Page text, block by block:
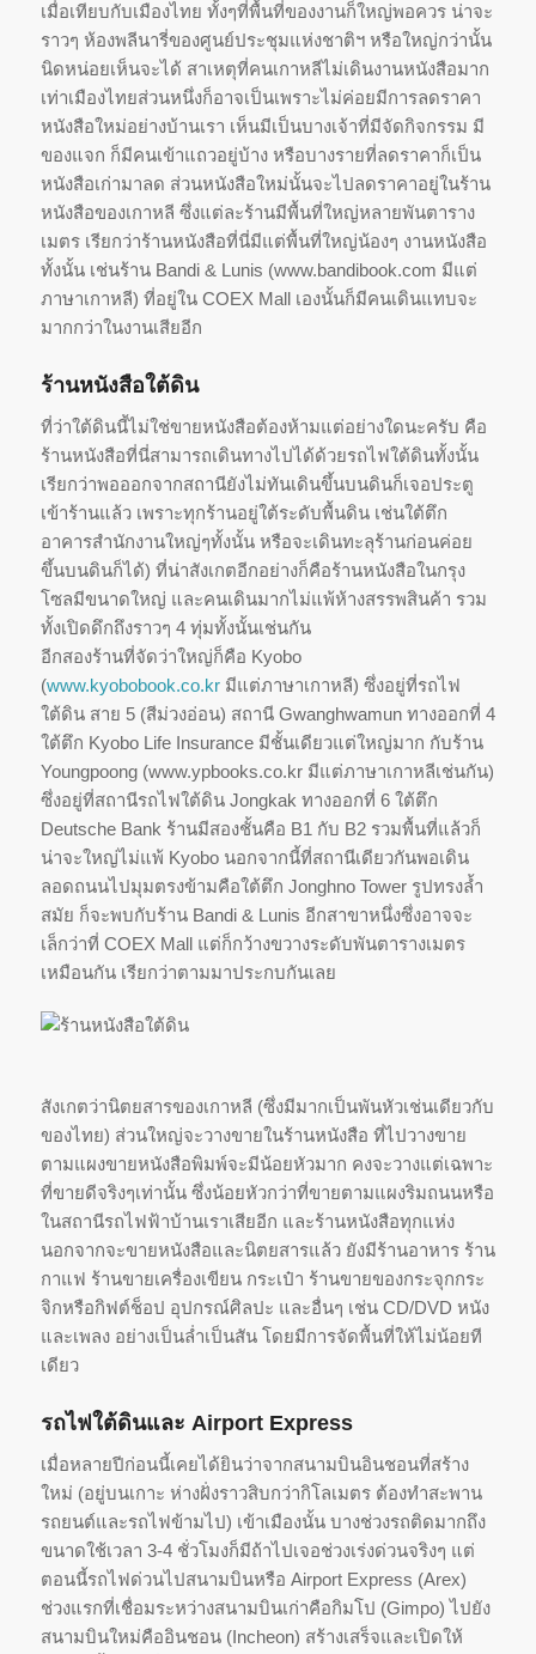
เมื่อเทียบกับเมืองไทย ทั้งๆที่พื้นที่ของงานก็ใหญ่พอควร น่าจะ
ราวๆ ห้องพลีนารี่ของศูนย์ประชุมแห่งชาติฯ หรือใหญ่กว่านั้น
นิดหน่อยเห็นจะได้ สาเหตุที่คนเกาหลีไม่เดินงานหนังสือมาก
เท่าเมืองไทยส่วนหนึ่งก็อาจเป็นเพราะไม่ค่อยมีการลดราคา
หนังสือใหม่อย่างบ้านเรา เห็นมีเป็นบางเจ้าที่มีจัดกิจกรรม มี
ของแจก ก็มีคนเข้าแถวอยู่บ้าง หรือบางรายที่ลดราคาก็เป็น
หนังสือเก่ามาลด ส่วนหนังสือใหม่นั้นจะไปลดราคาอยู่ในร้าน
หนังสือของเกาหลี ซึ่งแต่ละร้านมีพื้นที่ใหญ่หลายพันตาราง
เมตร เรียกว่าร้านหนังสือที่นี่มีแต่พื้นที่ใหญ่น้องๆ งานหนังสือ
ทั้งนั้น เช่นร้าน Bandi & Lunis (www.bandibook.com มีแต่
ภาษาเกาหลี) ที่อยู่ใน COEX Mall เองนั้นก็มีคนเดินแทบจะ
มากกว่าในงานเสียอีก
ร้านหนังสือใต้ดิน
ที่ว่าใต้ดินนี้ไม่ใช่ขายหนังสือต้องห้ามแต่อย่างใดนะครับ คือ
ร้านหนังสือที่นี่สามารถเดินทางไปได้ด้วยรถไฟใต้ดินทั้งนั้น
เรียกว่าพอออกจากสถานียังไม่ทันเดินขึ้นบนดินก็เจอประตู
เข้าร้านแล้ว เพราะทุกร้านอยู่ใต้ระดับพื้นดิน เช่นใต้ตึก
อาคารสำนักงานใหญ่ๆทั้งนั้น หรือจะเดินทะลุร้านก่อนค่อย
ขึ้นบนดินก็ได้) ที่น่าสังเกตอีกอย่างก็คือร้านหนังสือในกรุง
โซลมีขนาดใหญ่ และคนเดินมากไม่แพ้ห้างสรรพสินค้า รวม
ทั้งเปิดดึกถึงราวๆ 4 ทุ่มทั้งนั้นเช่นกัน
อีกสองร้านที่จัดว่าใหญ่ก็คือ Kyobo
(www.kyobobook.co.krมีแต่ภาษาเกาหลี) ซึ่งอยู่ที่รถไฟ
ใต้ดิน สาย 5 (สีม่วงอ่อน) สถานี Gwanghwamun ทางออกที่ 4
ใต้ตึก Kyobo Life Insurance มีชั้นเดียวแต่ใหญ่มาก กับร้าน
Youngpoong (www.ypbooks.co.kr มีแต่ภาษาเกาหลีเช่นกัน)
ซึ่งอยู่ที่สถานีรถไฟใต้ดิน Jongkak ทางออกที่ 6 ใต้ตึก
Deutsche Bank ร้านมีสองชั้นคือ B1 กับ B2 รวมพื้นที่แล้วก็
น่าจะใหญ่ไม่แพ้ Kyobo นอกจากนี้ที่สถานีเดียวกันพอเดิน
ลอดถนนไปมุมตรงข้ามคือใต้ตึก Jonghno Tower รูปทรงล้ำ
สมัย ก็จะพบกับร้าน Bandi & Lunis อีกสาขาหนึ่งซึ่งอาจจะ
เล็กว่าที่ COEX Mall แต่ก็กว้างขวางระดับพันตารางเมตร
เหมือนกัน เรียกว่าตามมาประกบกันเลย
สังเกตว่านิตยสารของเกาหลี (ซึ่งมีมากเป็นพันหัวเช่นเดียวกับ
ของไทย) ส่วนใหญ่จะวางขายในร้านหนังสือ ที่ไปวางขาย
ตามแผงขายหนังสือพิมพ์จะมีน้อยหัวมาก คงจะวางแต่เฉพาะ
ที่ขายดีจริงๆเท่านั้น ซึ่งน้อยหัวกว่าที่ขายตามแผงริมถนนหรือ
ในสถานีรถไฟฟ้าบ้านเราเสียอีก และร้านหนังสือทุกแห่ง
นอกจากจะขายหนังสือและนิตยสารแล้ว ยังมีร้านอาหาร ร้าน
กาแฟ ร้านขายเครื่องเขียน กระเป๋า ร้านขายของกระจุกกระ
จิกหรือกิฟต์ช็อป อุปกรณ์ศิลปะ และอื่นๆ เช่น CD/DVD หนัง
และเพลง อย่างเป็นล่ำเป็นสัน โดยมีการจัดพื้นที่ให้ไม่น้อยที
เดียว
รถไฟใต้ดินและ Airport Express
เมื่อหลายปีก่อนนี้เคยได้ยินว่าจากสนามบินอินชอนที่สร้าง
ใหม่ (อยู่บนเกาะ ห่างฝั่งราวสิบกว่ากิโลเมตร ต้องทำสะพาน
รถยนต์และรถไฟข้ามไป) เข้าเมืองนั้น บางช่วงรถติดมากถึง
ขนาดใช้เวลา 3-4 ชั่วโมงก็มีถ้าไปเจอช่วงเร่งด่วนจริงๆ แต่
ตอนนี้รถไฟด่วนไปสนามบินหรือ Airport Express (Arex)
ช่วงแรกที่เชื่อมระหว่างสนามบินเก่าคือกิมโป (Gimpo) ไปยัง
สนามบินใหม่คืออินชอน (Incheon) สร้างเสร็จและเปิดให้